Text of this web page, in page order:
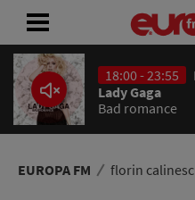
18:00 - 23:55
Lady Gaga
Bad romance
EUROPA FM florin
ACASĂ
ȘTIRI
RADIO